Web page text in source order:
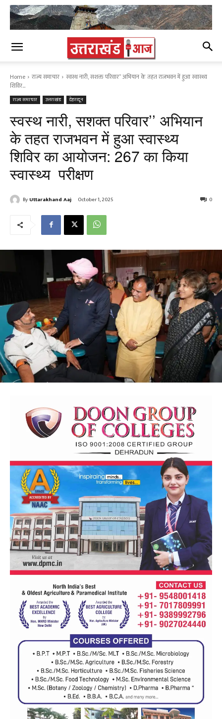
Home राज्य समाचार
स्वस्थ नारी, सशक्त परिवार’’ अभियान के तहत राजभवन में हुआ स्वास्थ्य
शिविर...
राज्य समाचार उत्तराखंड देहरादून
स्वस्थ नारी, सशक्त परिवार’’ अभियान
के तहत राजभवन में हुआ स्वास्थ्य
शिविर का आयोजन: 267 का किया
स्वास्थ्य परीक्षण
By Uttarakhand Aaj October 1, 2025 0